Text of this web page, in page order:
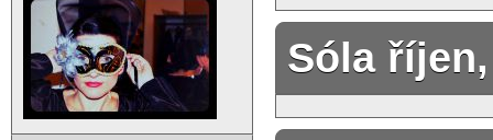
Sóla